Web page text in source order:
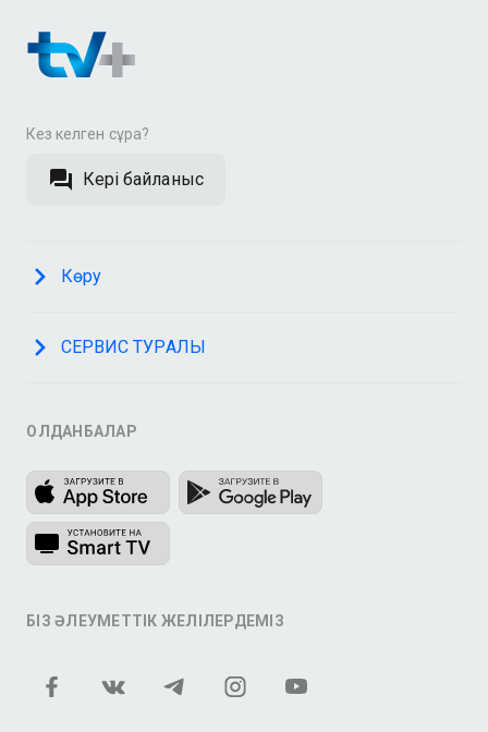
Кез келген сұрақ?
Кері байланыс
Көру
СЕРВИС ТУРАЛЫ
ҚОЛДАНБАЛАР
БІЗ ӘЛЕУМЕТТІК ЖЕЛІЛЕРДЕМІЗ